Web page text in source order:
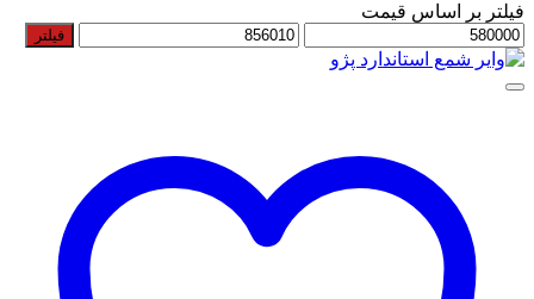
فیلتر بر اساس قیمت
حداقل
قیمت
حداکثر
فیلتر